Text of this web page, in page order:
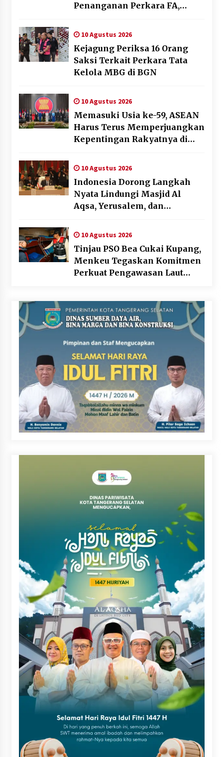
Penanganan Perkara FA,
10 Agustus 2026
Kejagung Periksa 16 Orang
Saksi Terkait Perkara Tata
Kelola MBG di BGN
10 Agustus 2026
Memasuki Usia ke-59, ASEAN
Harus Terus Memperjuangkan
Kepentingan Rakyatnya di
10 Agustus 2026
Indonesia Dorong Langkah
Nyata Lindungi Masjid Al
Aqsa, Yerusalem, dan
10 Agustus 2026
Tinjau PSO Bea Cukai Kupang,
Menkeu Tegaskan Komitmen
Perkuat Pengawasan Laut